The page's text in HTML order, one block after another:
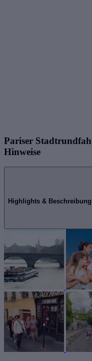
Pariser
Hinweise
Highlights & Beschreibung